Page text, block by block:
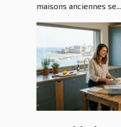
maisons anciennes se...